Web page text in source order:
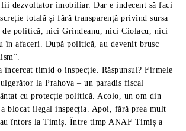
imobiliar. Dar e indecent să faci
totală și fără transparență privind sursa
politică, nici Grindeanu, nici Ciolacu, nici
în afaceri. După politică, au devenit brusc
timid o inspecție. Răspunsul? Firmele
la Prahova – un paradis fiscal
cu protecție politică. Acolo, un om din
blocat ilegal inspecția. Apoi, fără prea mult
întors la Timiș. Între timp ANAF Timiș a